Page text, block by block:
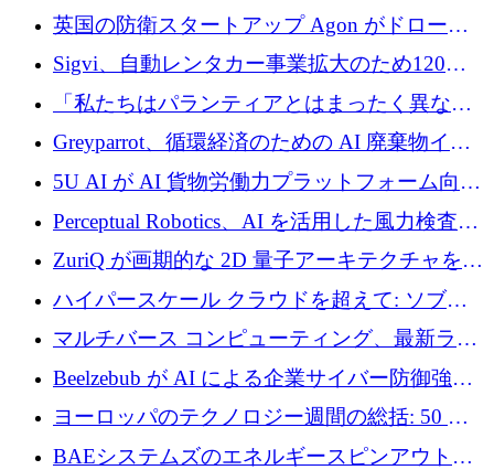
ジング プラットフォームを拡張するためにシ
リーズ B で 2,000 万ドルを確保
英国の防衛スタートアップ Agon がドローン
攻撃に対抗する仮想戦場を構築、3,000 万ドル
を調達
Sigvi、自動レンタカー事業拡大のため120万
ユーロを調達
「私たちはパランティアとはまったく異なる
会社です」とフランス人の「控えめな」後任
者は言う
Greyparrot、循環経済のための AI 廃棄物イン
テリジェンスを拡張するためにシリーズ B で
2,700 万ドルを確保
5U AI が AI 貨物労働力プラットフォーム向け
に 320 万ドルのプレシードを獲得
Perceptual Robotics、AI を活用した風力検査の
規模拡大に向けて 400 万ポンド以上を確保
ZuriQ が画期的な 2D 量子アーキテクチャを拡
張するために 2,550 万ドルを調達
ハイパースケール クラウドを超えて: ソブリ
ン コンピューティングに対する DFINITY の
ビジョン
マルチバース コンピューティング、最新ラウ
ンドで最大 5 億 7,000 万ドルを目標
Beelzebub が AI による企業サイバー防御強化
のために 300 万ユーロを調達
ヨーロッパのテクノロジー週間の総括: 50 以
上の取引に 10 億ユーロ以上を投資
BAEシステムズのエネルギースピンアウト原